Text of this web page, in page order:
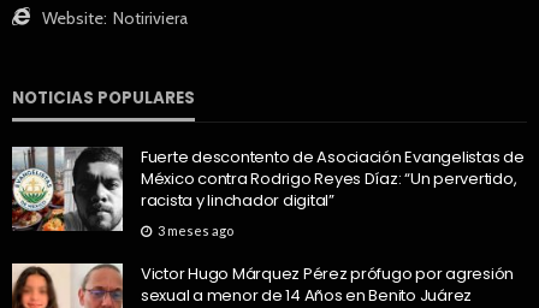
Website: Notiriviera
NOTICIAS POPULARES
Fuerte descontento de Asociación Evangelistas de
México contra Rodrigo Reyes Díaz: “Un pervertido,
racista y linchador digital”
3 meses ago
Victor Hugo Márquez Pérez prófugo por agresión
sexual a menor de 14 Años en Benito Juárez